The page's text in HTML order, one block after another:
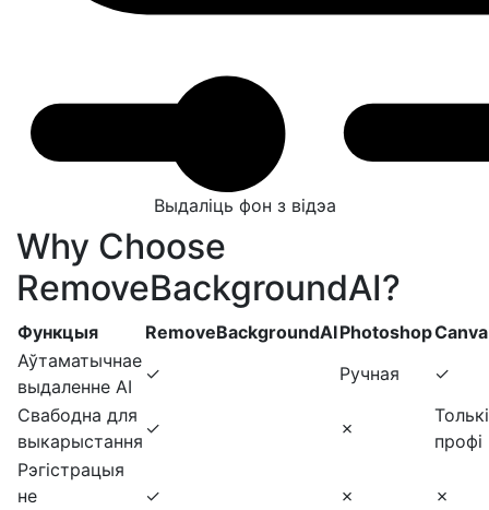
Выдаліць фон з відэа
Why Choose
RemoveBackgroundAI?
Функцыя RemoveBackgroundAIPhotoshopCanva
Аўтаматычнае
выдаленне AI
✓ Ручная
✓
Свабодна для
выкарыстання
✓ ✗
Толькі
профі
Рэгістрацыя
не
✓ ✗ ✗